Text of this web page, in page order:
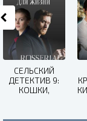
СЕЛЬСКИЙ
ДЕТЕКТИВ 9:
КОШКИ,